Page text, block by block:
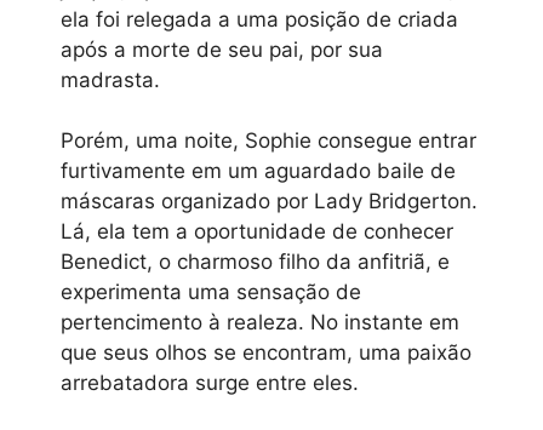
ela foi relegada a uma posição de criada
após a morte de seu pai, por sua
madrasta.
Porém, uma noite, Sophie consegue entrar
furtivamente em um aguardado baile de
máscaras organizado por Lady Bridgerton.
Lá, ela tem a oportunidade de conhecer
Benedict, o charmoso filho da anfitriã, e
experimenta uma sensação de
pertencimento à realeza. No instante em
que seus olhos se encontram, uma paixão
arrebatadora surge entre eles.